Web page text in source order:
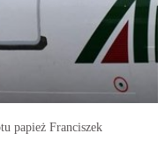
papież Franciszek